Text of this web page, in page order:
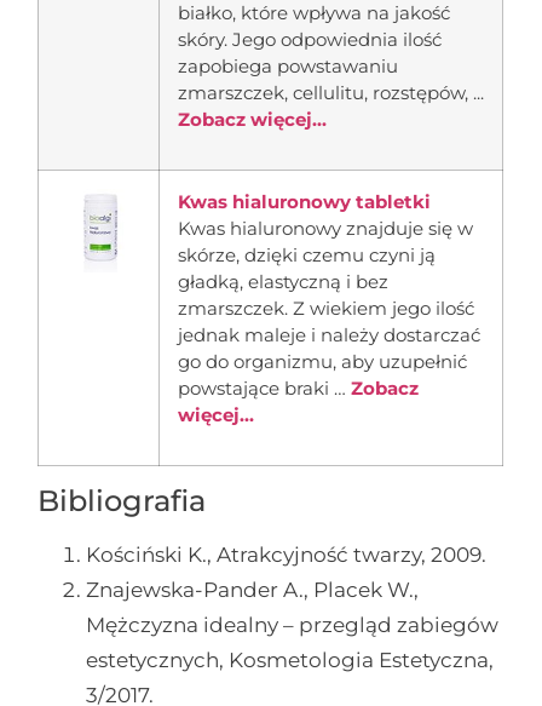
białko, które wpływa na jakość
skóry. Jego odpowiednia ilość
zapobiega powstawaniu
zmarszczek, cellulitu, rozstępów, ...
Zobacz więcej...
Kwas hialuronowy tabletki
Kwas hialuronowy znajduje się w
skórze, dzięki czemu czyni ją
gładką, elastyczną i bez
zmarszczek. Z wiekiem jego ilość
jednak maleje i należy dostarczać
go do organizmu, aby uzupełnić
powstające braki …Zobacz
więcej...
Bibliografia
Kościński K., Atrakcyjność twarzy, 2009.
Znajewska-Pander A., Placek W.,
Mężczyzna idealny – przegląd zabiegów
estetycznych, Kosmetologia Estetyczna,
3/2017.